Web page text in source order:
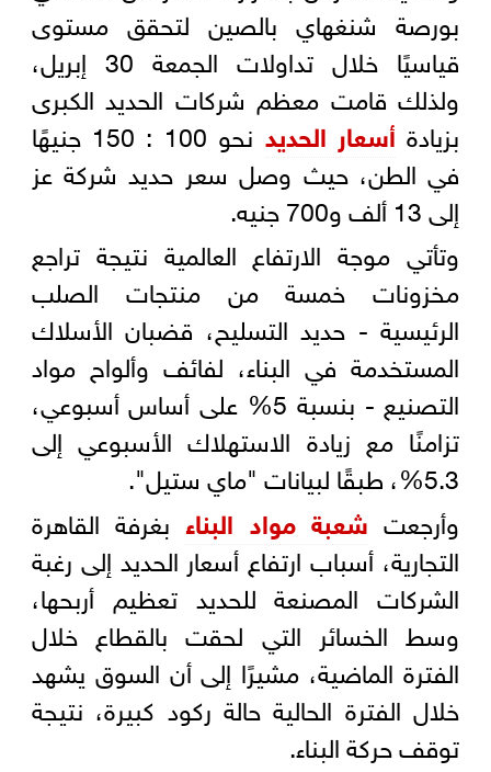
بورصة شنغهاي بالصين لتحقق مستوى
قياسيًا خلال تداولات الجمعة 30 إبريل،
ولذلك قامت معظم شركات الحديد الكبرى
بزيادة أسعار الحديد
نحو 100 : 150 جنيهًا
في الطن، حيث وصل سعر حديد شركة عز
إلى 13 ألف و700 جنيه.
وتأتي موجة الارتفاع العالمية نتيجة تراجع
مخزونات خمسة من منتجات الصلب
الرئيسية - حديد التسليح، قضبان الأسلاك
المستخدمة في البناء، لفائف وألواح مواد
التصنيع - بنسبة 5% على أساس أسبوعي،
تزامنًا مع زيادة الاستهلاك الأسبوعي إلى
5.3%، طبقًا لبيانات "ماي ستيل".
وأرجعت شعبة مواد البناءبغرفة القاهرة
التجارية، أسباب ارتفاع أسعار الحديد إلى رغبة
الشركات المصنعة للحديد تعظيم أربحها،
وسط الخسائر التي لحقت بالقطاع خلال
الفترة الماضية، مشيرًا إلى أن السوق يشهد
خلال الفترة الحالية حالة ركود كبيرة، نتيجة
توقف حركة البناء.